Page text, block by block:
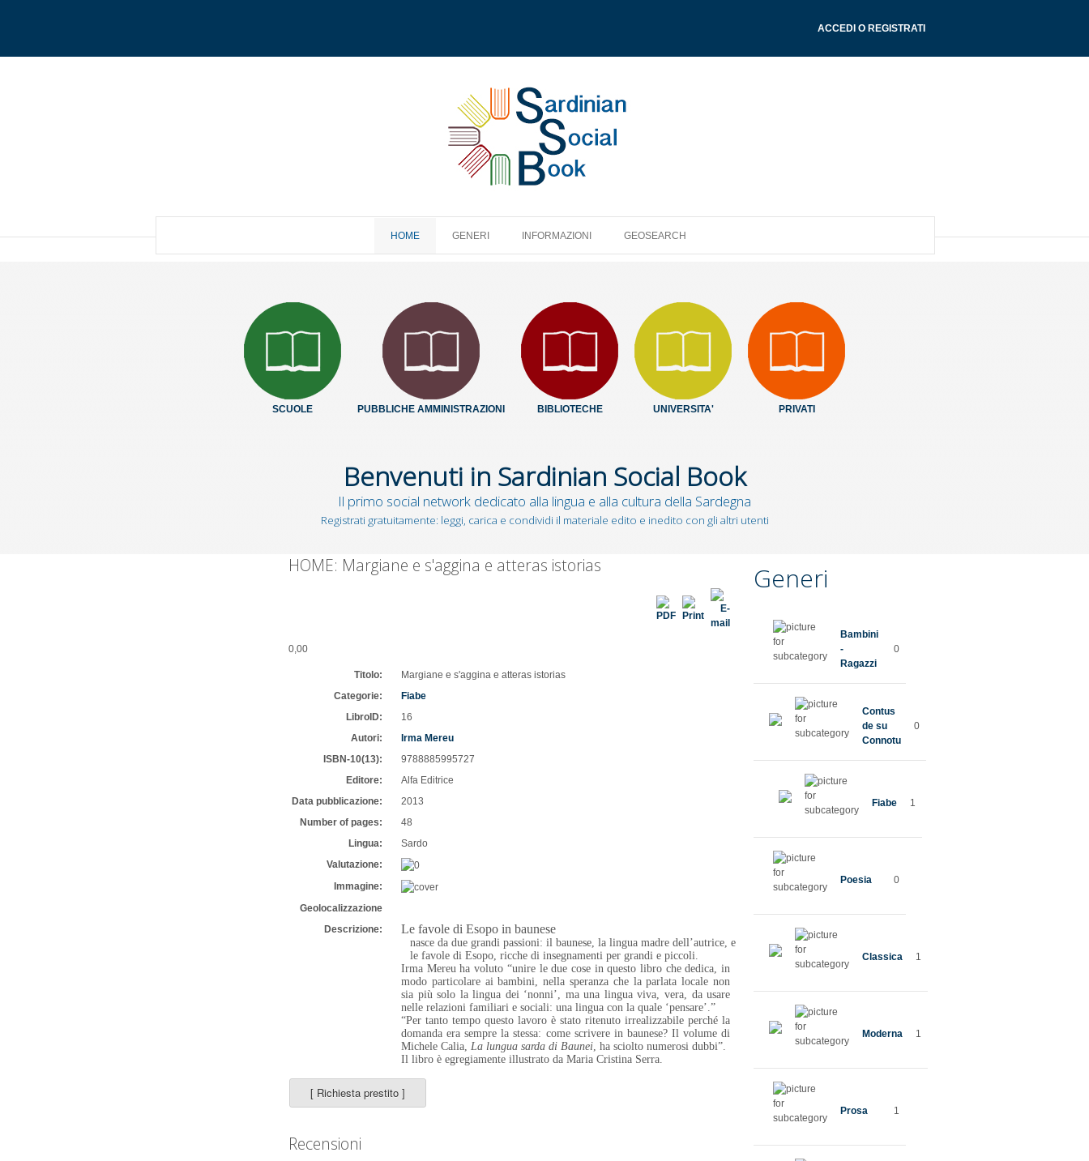
ACCEDI O REGISTRATI
HOME GENERI INFORMAZIONI GEOSEARCH
SCUOLE PUBBLICHE AMMINISTRAZIONI BIBLIOTECHE UNIVERSITA' PRIVATI
Benvenuti in Sardinian Social Book
Il primo social network dedicato alla lingua e alla cultura della Sardegna
Registrati gratuitamente: leggi, carica e condividi il materiale edito e inedito con gli altri utenti
HOME: Margiane e s'aggina e atteras istorias
0,00
Titolo:
Margiane e s'aggina e atteras istorias
Categorie:
Fiabe
LibroID:
16
Autori:
Irma Mereu
ISBN-10(13):
9788885995727
Editore:
Alfa Editrice
Data pubblicazione:
2013
Number of pages:
48
Lingua:
Sardo
Valutazione:
Immagine:
Geolocalizzazione
Descrizione:
Le favole di Esopo in baunese
nasce da due grandi passioni: il baunese, la lingua madre dell’autrice, e
le favole di Esopo, ricche di insegnamenti per grandi e piccoli.
Irma Mereu ha voluto “unire le due cose in questo libro che dedica, in
modo particolare ai bambini, nella speranza che la parlata locale non
sia più solo la lingua dei ‘nonni’, ma una lingua viva, vera, da usare
nelle relazioni familiari e sociali: una lingua con la quale ‘pensare’.”
“Per tanto tempo questo lavoro è stato ritenuto irrealizzabile perché la
domanda era sempre la stessa: come scrivere in baunese? Il volume di
Michele Calia,La lungua sarda di Baunei, ha sciolto numerosi dubbi”.
Il libro è egregiamente illustrato da Maria Cristina Serra.
Recensioni
Generi
Bambini
-
Ragazzi
0
Contus
de su
Connotu
0
Fiabe 1
Poesia 0
Classica 1
Moderna 1
Prosa 1